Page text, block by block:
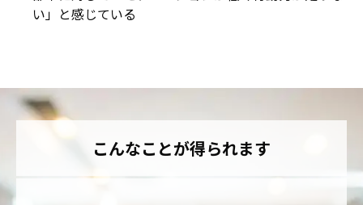
い」と感じている
こんなことが得られます